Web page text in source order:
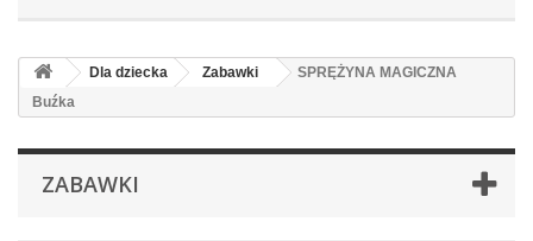
Dla dziecka Zabawki
SPRĘŻYNA MAGICZNA
Buźka
ZABAWKI